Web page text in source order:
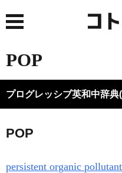
POP
プログレッシブ英和中辞典
POP
persistent organic pollutant